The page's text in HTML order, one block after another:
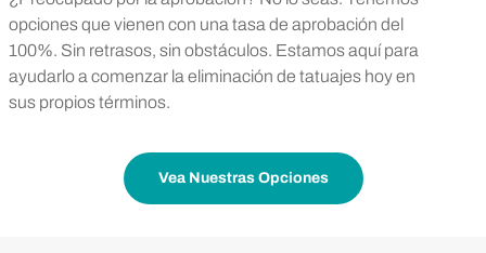
opciones que vienen con una tasa de aprobación del
100%. Sin retrasos, sin obstáculos. Estamos aquí para
ayudarlo a comenzar la eliminación de tatuajes hoy en
sus propios términos.
Vea Nuestras Opciones